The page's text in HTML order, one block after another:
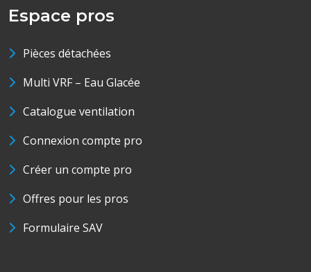
Espace pros
Pièces détachées
Multi VRF – Eau Glacée
Catalogue ventilation
Connexion compte pro
Créer un compte pro
Offres pour les pros
Formulaire SAV